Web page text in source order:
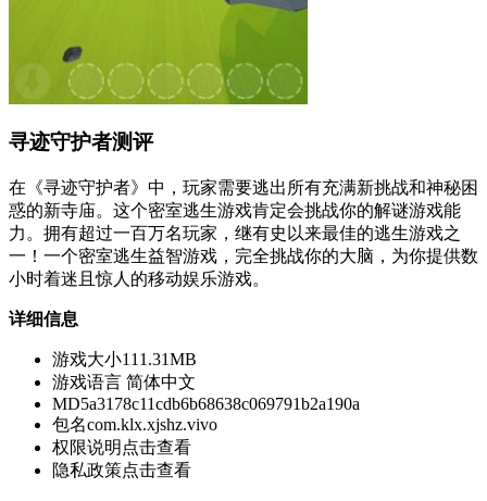
寻迹守护者测评
在《寻迹守护者》中，玩家需要逃出所有充满新挑战和神秘困
惑的新寺庙。这个密室逃生游戏肯定会挑战你的解谜游戏能
力。拥有超过一百万名玩家，继有史以来最佳的逃生游戏之
一！一个密室逃生益智游戏，完全挑战你的大脑，为你提供数
小时着迷且惊人的移动娱乐游戏。
详细信息
游戏大小111.31MB
游戏语言 简体中文
MD5a3178c11cdb6b68638c069791b2a190a
包名com.klx.xjshz.vivo
权限说明 点击查看
隐私政策点击查看